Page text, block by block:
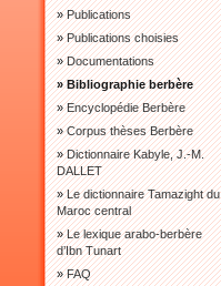
»Publications
»Publications choisies
»Documentations
» Bibliographie berbère
»Encyclopédie Berbère
»Corpus thèses Berbère
»Dictionnaire Kabyle, J.-M.
DALLET
»Le dictionnaire Tamazight du
Maroc central
»Le lexique arabo-berbère
d’Ibn Tunart
»FAQ